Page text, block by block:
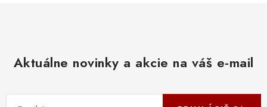
DOMÁCNOSŤ
: DOBRÁ CENA
Aktuálne novinky a akcie na váš e-mail